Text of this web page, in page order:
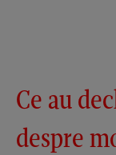
Ce au
despre